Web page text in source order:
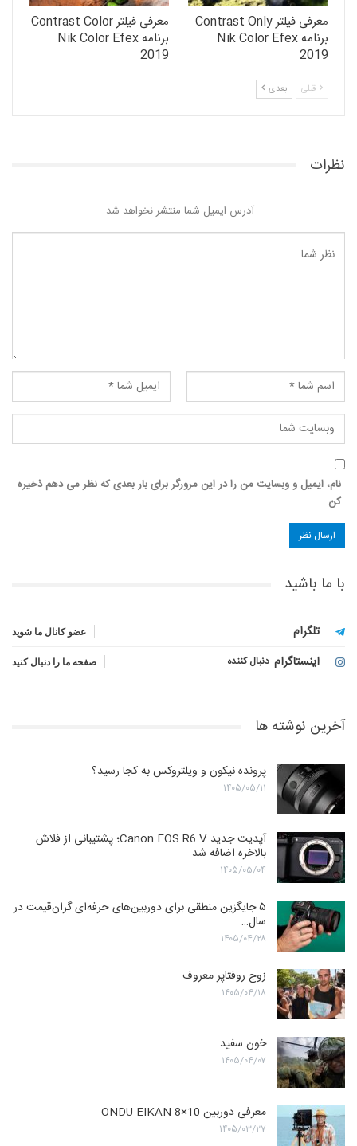
معرفی فیلتر Contrast Only
برنامه Nik Color Efex
2019
معرفی فیلتر Contrast Color
برنامه Nik Color Efex
2019
قبلی بعدی
نظرات
آدرس ایمیل شما منتشر نخواهد شد.
نام، ایمیل و وبسایت من را در این مرورگر برای بار بعدی که نظر می دهم ذخیره
کن
با ما باشید
تلگرام عضو کانال ما شوید
اینستاگرام دنبال کننده صفحه ما را دنبال کنید
آخرین نوشته ها
پرونده نیکون و ویلتروکس به کجا رسید؟
۱۴۰۵/۰۵/۱۱
آپدیت جدید Canon EOS R6 V؛ پشتیبانی از فلاش
بالاخره اضافه شد
۱۴۰۵/۰۵/۰۴
۵ جایگزین منطقی برای دوربین‌های حرفه‌ای گران‌قیمت در
سال…
۱۴۰۵/۰۴/۲۸
زوج روفتاپر معروف
۱۴۰۵/۰۴/۱۸
خون سفید
۱۴۰۵/۰۴/۰۷
معرفی دوربین ONDU EIKAN 8×10
۱۴۰۵/۰۳/۲۷